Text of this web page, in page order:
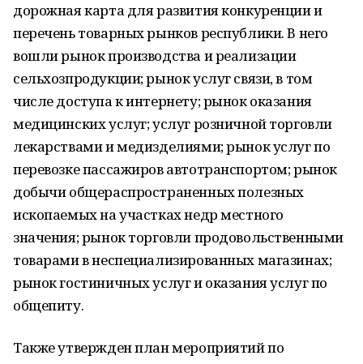
дорожная карта для развития конкуренции и
перечень товарных рынков республики.В него
вошли рынок производства и реализации
сельхозпродукции; рынок услуг связи, в том
числе доступа к интернету;рынок оказания
медицинских услуг;услуг розничной торговли
лекарствами и медизделиями; рынок услуг по
перевозке пассажиров автотранспортом; рынок
добычи общераспространенных полезных
ископаемых на участках недр местного
значения; рынок торговли продовольственными
товарами в неспециализированных магазинах;
рынок гостиничных услуг и оказания услуг по
общепиту.
Также утвержден план мероприятий по